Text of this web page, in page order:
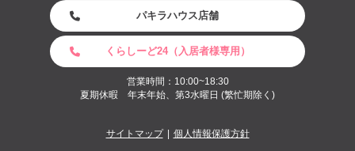
パキラハウス店舗
くらしーど24（入居者様専用）
営業時間：10:00~18:30
夏期休暇 年末年始、第3水曜日 (繁忙期除く)
サイトマップ 個人情報保護方針